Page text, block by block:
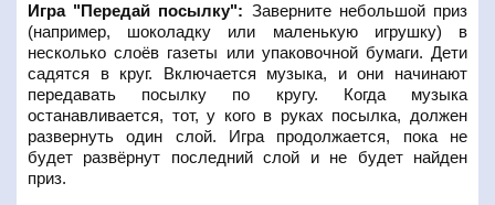
Игра "Передай посылку": Заверните небольшой приз
(например, шоколадку или маленькую игрушку) в
несколько слоёв газеты или упаковочной бумаги. Дети
садятся в круг. Включается музыка, и они начинают
передавать посылку по кругу. Когда музыка
останавливается, тот, у кого в руках посылка, должен
развернуть один слой. Игра продолжается, пока не
будет развёрнут последний слой и не будет найден
приз.